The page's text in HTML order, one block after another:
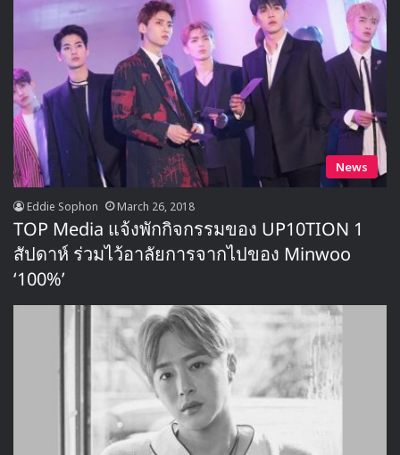
News
Eddie Sophon March 26, 2018
TOP Media แจ้งพักกิจกรรมของ UP10TION 1
สัปดาห์ ร่วมไว้อาลัยการจากไปของ Minwoo
‘100%’